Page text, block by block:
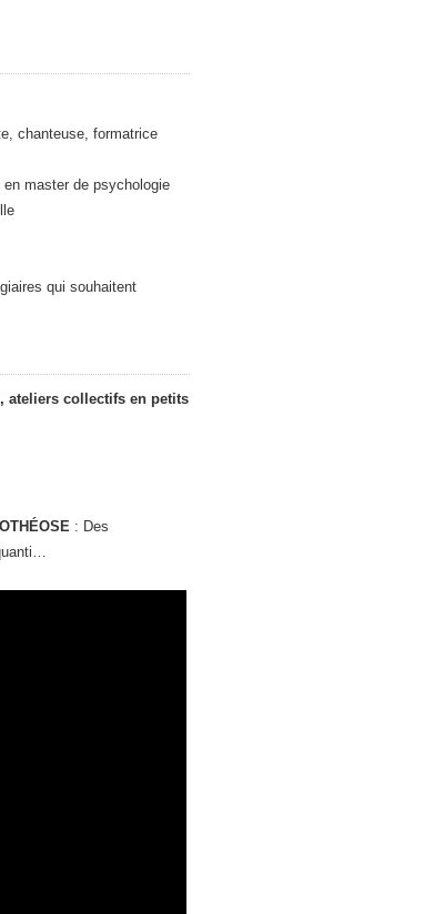
chanteuse, formatrice
master de psychologie
qui souhaitent
ateliers collectifs en petits
: Des